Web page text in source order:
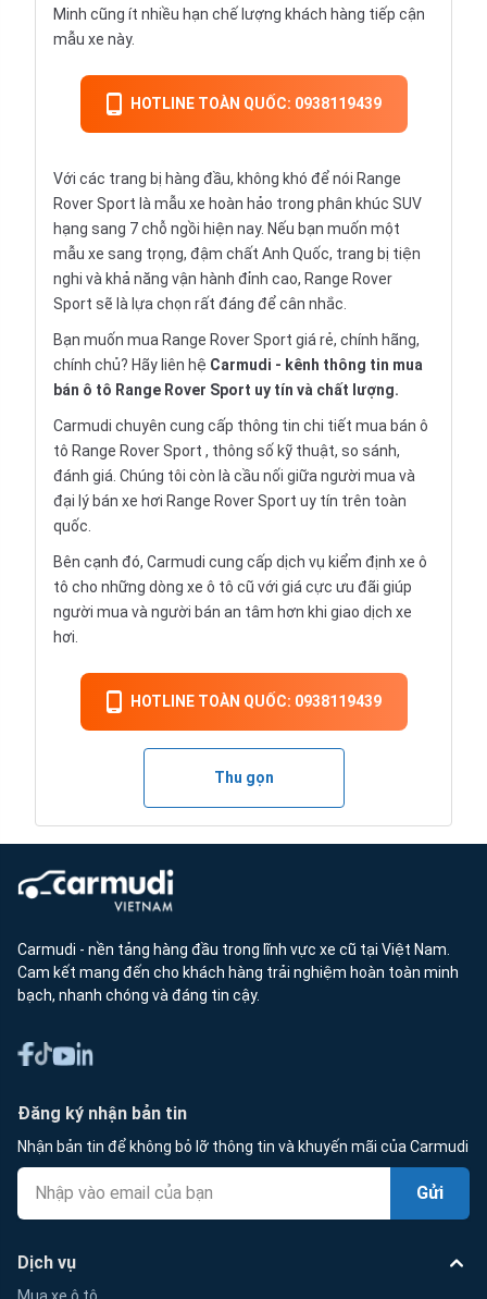
Minh cũng ít nhiều hạn chế lượng khách hàng tiếp cận
mẫu xe này.
HOTLINE TOÀN QUỐC: 0938119439
Với các trang bị hàng đầu, không khó để nói Range
Rover Sport là mẫu xe hoàn hảo trong phân khúc SUV
hạng sang 7 chỗ ngồi hiện nay. Nếu bạn muốn một
mẫu xe sang trọng, đậm chất Anh Quốc, trang bị tiện
nghi và khả năng vận hành đỉnh cao, Range Rover
Sport sẽ là lựa chọn rất đáng để cân nhắc.
Bạn muốn mua Range Rover Sport giá rẻ, chính hãng,
chính chủ? Hãy liên hệ Carmudi - kênh thông tin mua
bán ô tô Range Rover Sport uy tín và chất lượng.
Carmudi chuyên cung cấp thông tin chi tiết mua bán ô
tô Range Rover Sport , thông số kỹ thuật, so sánh,
đánh giá. Chúng tôi còn là cầu nối giữa người mua và
đại lý bán xe hơi Range Rover Sport uy tín trên toàn
quốc.
Bên cạnh đó, Carmudi cung cấp dịch vụ kiểm định xe ô
tô cho những dòng xe ô tô cũ với giá cực ưu đãi giúp
người mua và người bán an tâm hơn khi giao dịch xe
hơi.
HOTLINE TOÀN QUỐC: 0938119439
Thu gọn
Carmudi - nền tảng hàng đầu trong lĩnh vực xe cũ tại Việt Nam.
Cam kết mang đến cho khách hàng trải nghiệm hoàn toàn minh
bạch, nhanh chóng và đáng tin cậy.
Đăng ký nhận bản tin
Nhận bản tin để không bỏ lỡ thông tin và khuyến mãi của Carmudi
Gửi
Dịch vụ
Mua xe ô tô